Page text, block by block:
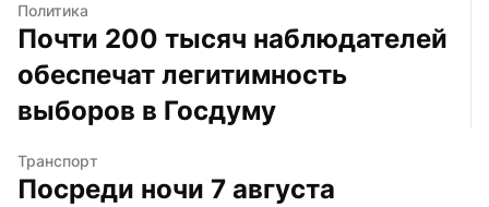
Политика
Почти 200 тысяч наблюдателей
обеспечат легитимность
выборов в Госдуму
Транспорт
Посреди ночи 7 августа